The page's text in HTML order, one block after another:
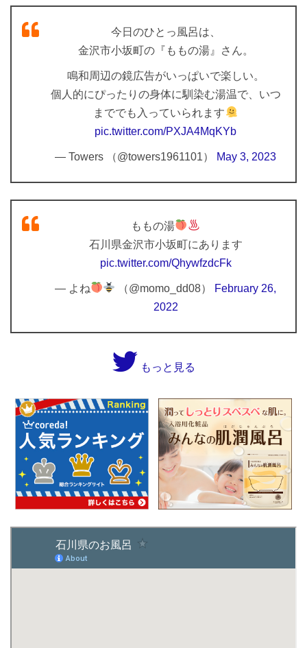
今日のひとっ風呂は、
金沢市小坂町の『ももの湯』さん。
鳴和周辺の鏡広告がいっぱいで楽しい。
個人的にぴったりの身体に馴染む湯温で、いつ
まででも入っていられます
pic.twitter.com/PXJA4MqKYb
— Towers （@towers1961101） May 3, 2023
ももの湯
石川県金沢市小坂町にあります
pic.twitter.com/QhywfzdcFk
— よね （@momo_dd08）
February 26,
2022
もっと見る